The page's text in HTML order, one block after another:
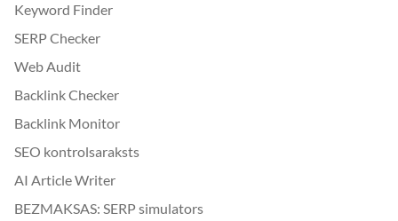
Keyword Finder
SERP Checker
Web Audit
Backlink Checker
Backlink Monitor
SEO kontrolsaraksts
AI Article Writer
BEZMAKSAS: SERP simulators